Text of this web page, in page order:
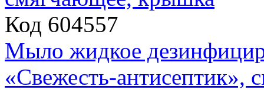
Код 604557
Мыло жидкое
«Свежесть-